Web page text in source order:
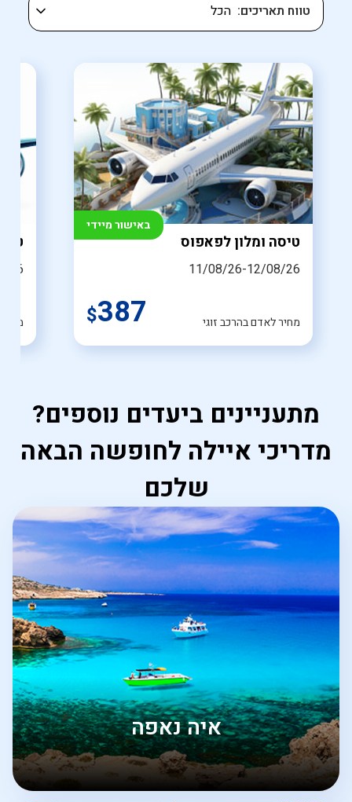
טווח תאריכים
טיסה ומלון לפאפוס
11/08/26-12/08/26
$387
באישור מיידי
מחיר לאדם בהרכב זוגי
26
מתעניינים ביעדים נוספים?
מדריכי איילה לחופשה הבאה
שלכם
איה נאפה